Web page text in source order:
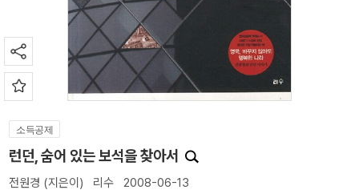
소득공제
런던, 숨어 있는 보석을 찾아서
전원경 (지은이) 리수 2008-06-13